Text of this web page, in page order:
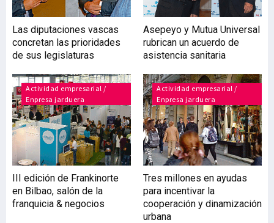
Las diputaciones vascas
concretan las prioridades
de sus legislaturas
Asepeyo y Mutua Universal
rubrican un acuerdo de
asistencia sanitaria
Actividad empresarial /
Enpresa jarduera
III edición de Frankinorte
en Bilbao, salón de la
franquicia & negocios
Actividad empresarial /
Enpresa jarduera
Tres millones en ayudas
para incentivar la
cooperación y dinamización
urbana